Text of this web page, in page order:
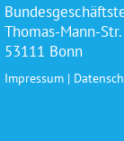
Thomas-Mann-
53111 Bonn
Impressum |